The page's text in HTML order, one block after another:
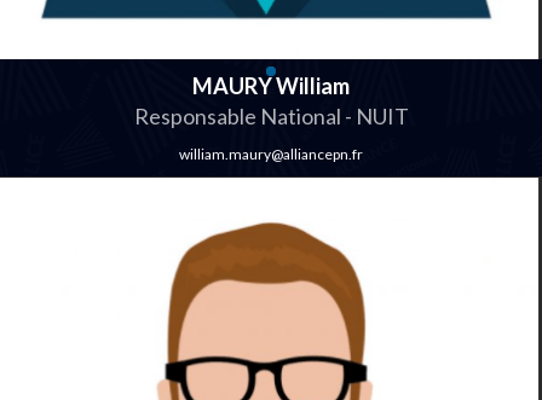
MAURY William
Responsable National - NUIT
william.maury@alliancepn.fr